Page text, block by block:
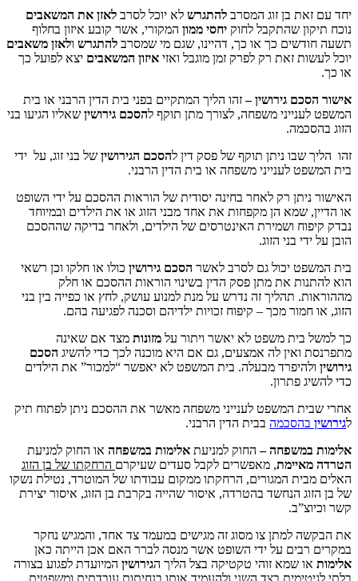
בן זוג המסרב להתגרשלא יוכל לסרב לאזן את המשאבים
שהתקבל לחוקיחסי ממוןהמקורי, אשר קובע איזון בחלוף
כך או כך, דהיינו, שגם מי שמסרב להתגרשולאזן משאבים
זאת רק לפרק זמן מוגבל ואזיאיזון המשאביםיצא לפועל כך
גירושין –זהו הליך המתקיים בפני בית הדין הרבני או בית
משפחה, לצורך מתן תוקף להסכם גירושיןשאליו הגיעו בני
ניתן תוקף של פסק דין להסכם הגירושיןשל בני זוג, על ידי
לענייני משפחה או בית הדין הרבני.
רק לאחר בחינה יסודית של הוראות ההסכם על ידי השופט
הן מקפחות את אחד מבני הזוג או את הילדים ובמיוחד
ושמירת האינטרסים של הילדים, ולאחר בדיקה שההסכם
בני הזוג.
יכול גם לסרב לאשרהסכם גירושיןכולו או חלקו וכן רשאי
את מתן פסק הדין בשינוי הוראות ההסכם או חלק
תהליך זה נדרש על מנת למנוע עושק, לחץ או כפייה בין בני
מכך – קיפוח זכויות ילדיהם וסכנה לפגיעה בהם.
משפט לא יאשר ויתור עלמזונותמצד אם שאינה
לה אמצעים, גם אם היא מוכנה לכך כדי להשיג הסכם
מבעלה. בית המשפט לא יאפשר “למכור” את הילדים
המשפט לענייני משפחה מאשר את ההסכם ניתן לפתוח תיק
בבית הדין הרבני.
–החוק למניעתאלימות במשפחהאו החוק למניעת
, מאפשרים לקבל סעדים שעיקרםהרחקתו של בן הזוג
המגורים, הרחקתו ממקום עבודתו של המוטרד, נטילת נשקו
הנחשד בהטרדה, איסור שהייה בקרבת בן הזוג, איסור יצירת
צו מסוג זה מגישים במעמד צד אחד, והמגיש נחקר
על ידי השופט אשר מנסה לברר האם אכן הייתה כאן
שמא זוהי טקטיקה בצל הליך ה גירושיןהמיועדת לפגוע בצורה
בצד השני ולהעמיד אותו בנחיתות עובדתית ומשפטית.